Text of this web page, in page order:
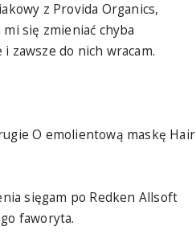
z Provida Organics,
się zmieniać chyba
zawsze do nich wracam.
O emolientową maskę Hair
sięgam po Redken Allsoft
faworyta.